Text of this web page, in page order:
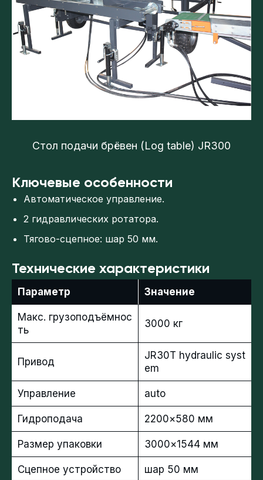
Стол подачи брёвен (Log table) JR300
Ключевые особенности
Автоматическое управление.
2 гидравлических ротатора.
Тягово-сцепное: шар 50 мм.
Технические характеристики
Параметр Значение
Макс. грузоподъёмнос
ть
3000 кг
Привод
JR30T hydraulic syst
em
Управление auto
Гидроподача 2200×580 мм
Размер упаковки 3000×1544 мм
Сцепное устройство шар 50 мм